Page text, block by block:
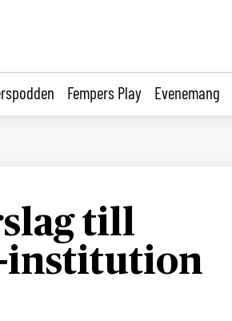
Fempers Play Evenemang
till
institution